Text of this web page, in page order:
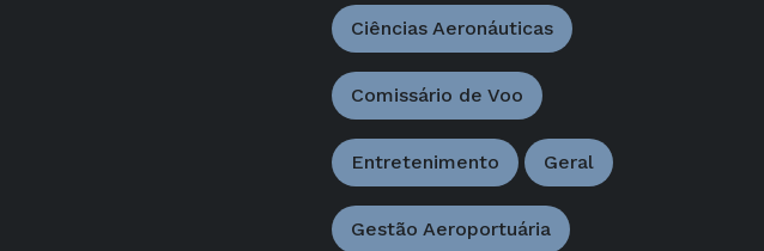
Ciências Aeronáuticas
Comissário de Voo
Entretenimento Geral
Gestão Aeroportuária